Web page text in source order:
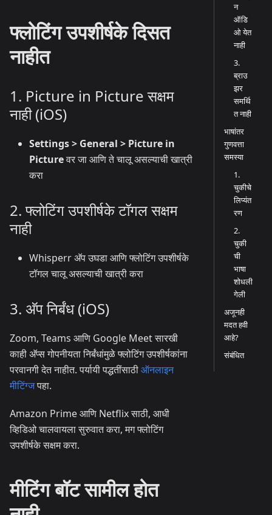
फ्लोटिंग उपशीर्षके दिसत
नाहीत
1. Picture in Picture सक्षम
नाही (iOS)
Settings > General > Picture in
Pictureवर जा आणि ते चालू असल्याची खात्री
करा
2. फ्लोटिंग उपशीर्षके टॉगल सक्षम
नाही
Whisperr अ‍ॅप उघडा आणि फ्लोटिंग उपशीर्षके
टॉगल चालू असल्याची खात्री करा
3. अ‍ॅप निर्बंध (iOS)
Zoom, Teams आणि Google Meet सारखी
काही अ‍ॅप्स गोपनीयता निर्बंधांमुळे फ्लोटिंग उपशीर्षकांना
परवानगी देत नाहीत. पर्यायी पद्धतींसाठीऑनलाइन
मीटिंग्जपहा.
Amazon Prime आणि Netflix साठी, आधी
व्हिडिओ चालवायला सुरुवात करा, मग फ्लोटिंग
उपशीर्षके सक्षम करा.
मीटिंग बॉट सामील होत
न
ऑडि
ओ येत
नाही
3.
ब्राउ
झर
समर्थि
त नाही
भाषांतर
गुणवत्ता
समस्या
1.
चुकीचे
लिप्यंत
रण
2.
चुकी
ची
भाषा
शोधली
गेली
अजूनही
मदत हवी
आहे?
संबंधित